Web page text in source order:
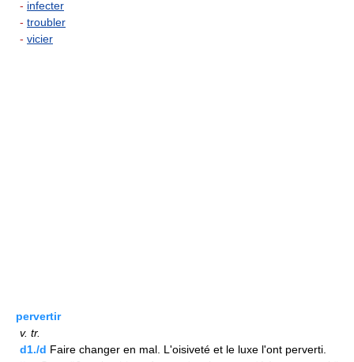
- infecter
- troubler
- vicier
pervertir
v. tr.
d1./d Faire changer en mal. L'oisiveté et le luxe l'ont perverti.